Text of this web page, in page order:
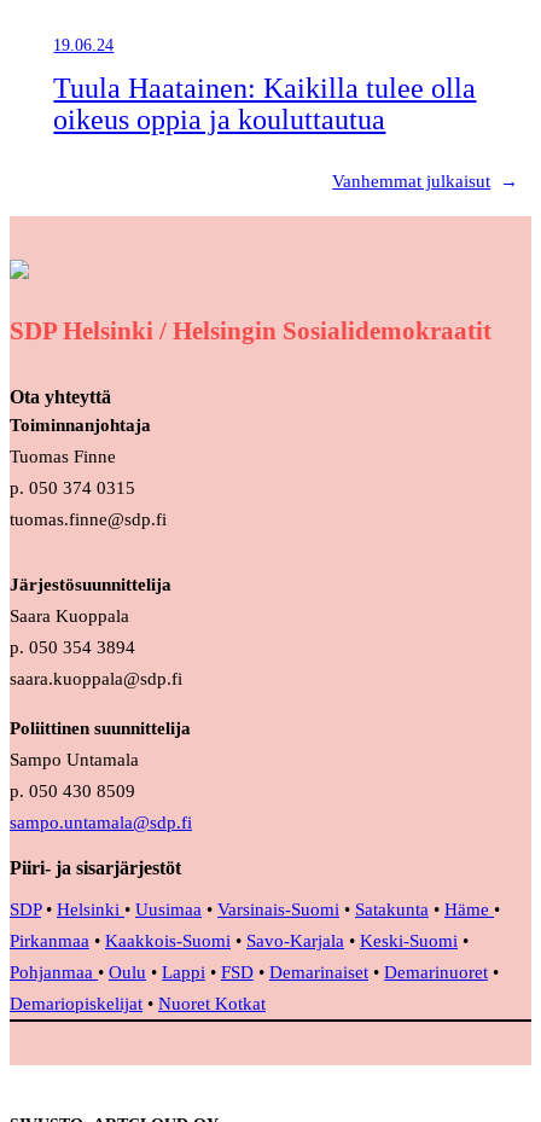
19.06.24
Tuula Haatainen: Kaikilla tulee olla
oikeus oppia ja kouluttautua
Vanhemmat julkaisut →
SDP Helsinki / Helsingin Sosialidemokraatit
Ota yhteyttä
Toiminnanjohtaja
Tuomas Finne
p. 050 374 0315
tuomas.finne@sdp.fi
Järjestösuunnittelija
Saara Kuoppala
p. 050 354 3894
saara.kuoppala@sdp.fi
Poliittinen suunnittelija
Sampo Untamala
p. 050 430 8509
sampo.untamala@sdp.fi
Piiri- ja sisarjärjestöt
SDP• Helsinki • Uusimaa • Varsinais-Suomi • Satakunta • Häme •
Pirkanmaa • Kaakkois-Suomi • Savo-Karjala • Keski-Suomi •
Pohjanmaa • Oulu • Lappi • FSD • Demarinaiset • Demarinuoret •
Demariopiskelijat • Nuoret Kotkat